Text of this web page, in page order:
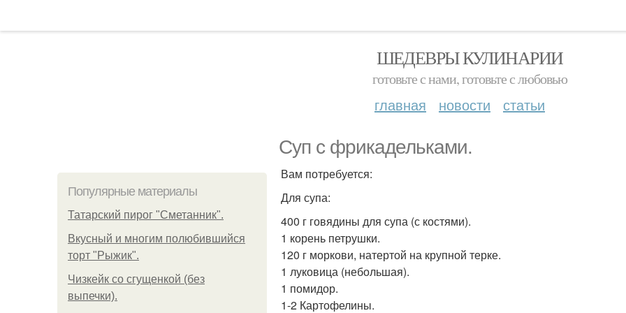
ШЕДЕВРЫ КУЛИНАРИИ
готовьте с нами, готовьте с любовью
главная новости статьи
Суп с фрикадельками.
Популярные материалы
Татарский пирог "Сметанник".
Вкусный и многим полюбившийся
торт "Рыжик".
Чизкейк со сгущенкой (без
выпечки).
Вам потребуется:
Для супа:
400 г говядины для супа (с костями).
1 корень петрушки.
120 г моркови, натертой на крупной терке.
1 луковица (небольшая).
1 помидор.
1-2 Картофелины.